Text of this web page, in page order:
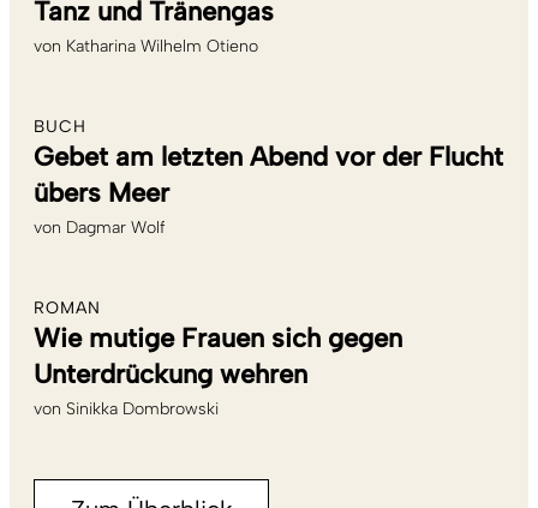
Tanz und Tränengas
von Katharina Wilhelm Otieno
BUCH
Gebet am letzten Abend vor der Flucht
übers Meer
von Dagmar Wolf
ROMAN
Wie mutige Frauen sich gegen
Unterdrückung wehren
von Sinikka Dombrowski